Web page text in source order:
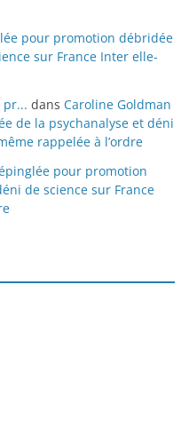
pour promotion débridée
sur France Inter elle-
pr... dans Caroline Goldman
de la psychanalyse et déni
rappelée à l’ordre
pour promotion
de science sur France